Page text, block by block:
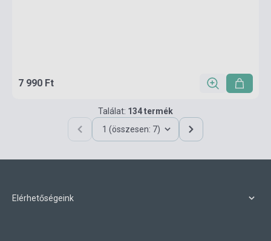
7 990 Ft
Találat: 134 termék
1 (összesen: 7)
Elérhetőségeink